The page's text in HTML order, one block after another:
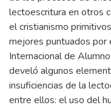
lectoescritura en otros
el cristianismo
mejores puntuados por
Internacional de
develó algunos
insuficiencias de la
entre ellos: el uso del